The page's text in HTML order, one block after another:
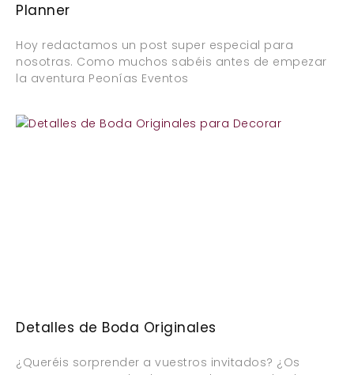
Planner
Hoy redactamos un post super especial para
nosotras. Como muchos sabéis antes de empezar
la aventura Peonías Eventos
Detalles de Boda Originales
¿Queréis sorprender a vuestros invitados? ¿Os